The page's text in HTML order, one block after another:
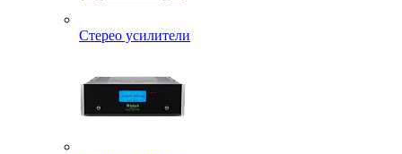
Стерео усилители